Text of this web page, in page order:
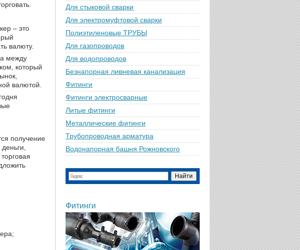
– это
валюту.
между
который
валютой.
получение
Для стыковой сварки
Для электромуфтовой сварки
Полиэтиленовые ТРУБЫ
Для газопроводов
Для водопроводов
Безнапорная ливневая канализация
Фитинги
Фитинги электросварные
Литые фитинги
Металлические фитинги
Трубопроводная арматура
Водонапорная башня Рожновского
Фитинги